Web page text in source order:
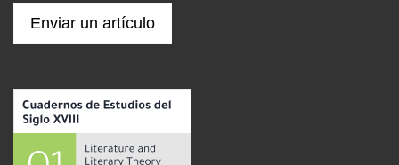
Enviar un artículo